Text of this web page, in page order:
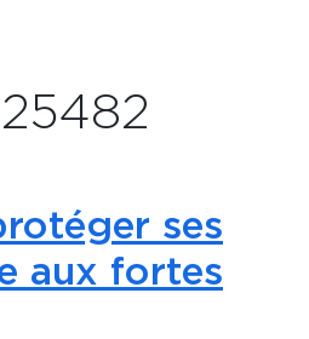
ses
aux fortes